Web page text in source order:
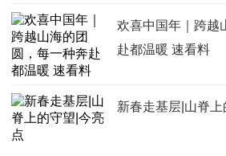
欢喜中国年｜跨越
赴都温暖 速看料
新春走基层|山脊